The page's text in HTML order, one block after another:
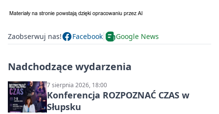
Zaobserwuj nas! Facebook Google News
Nadchodzące wydarzenia
7 sierpnia 2026, 18:00
Konferencja ROZPOZNAĆ CZAS w
Słupsku